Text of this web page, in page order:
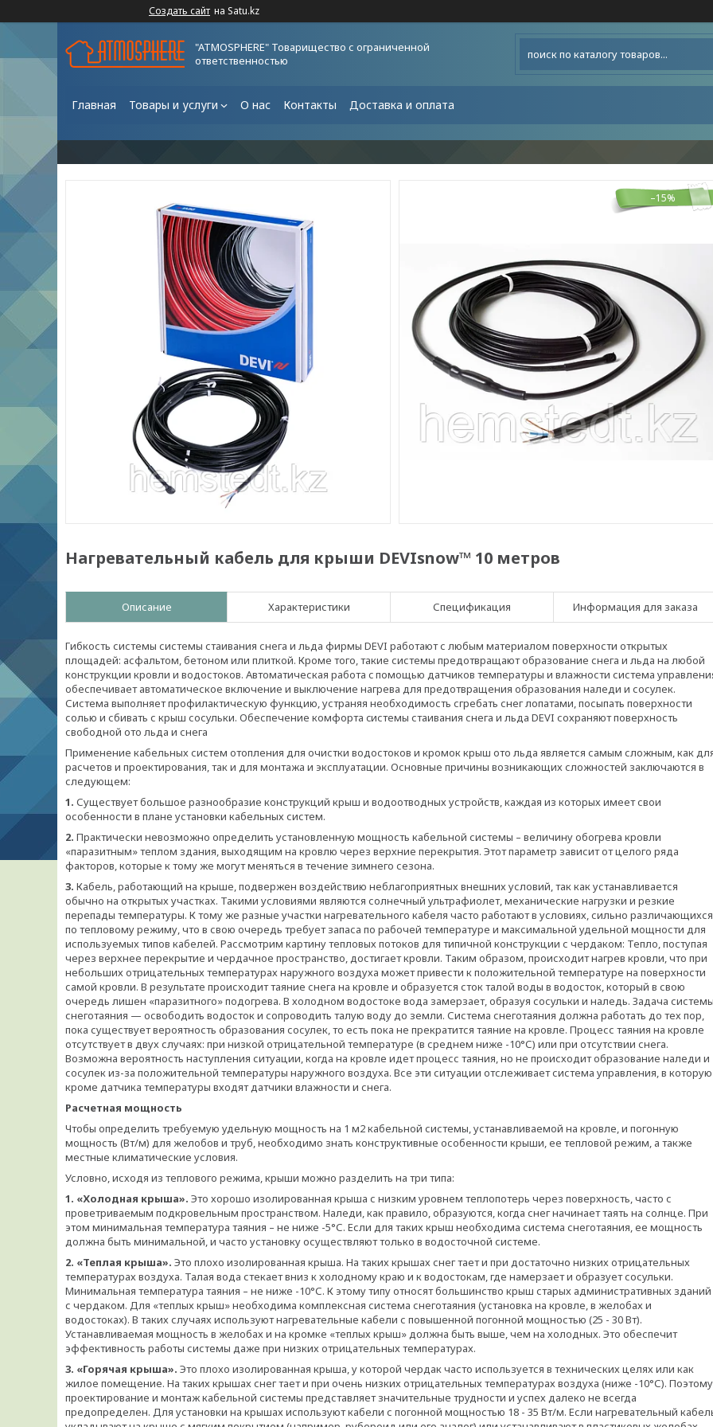
Создать сайт на Satu.kz
"ATMOSPHERE" Товарищество с ограниченной
ответственностью
Главная Товары и услуги О нас Контакты Доставка и оплата
–15%
Нагревательный кабель для крыши DEVIsnow™ 10 метров
Описание Характеристики Спецификация Информация для заказа
Гибкость системы системы стаивания снега и льда фирмы DEVI работают с любым материалом поверхности открытых
площадей: асфальтом, бетоном или плиткой. Кроме того, такие системы предотвращают образование снега и льда на любой
конструкции кровли и водостоков. Автоматическая работа c помощью датчиков температуры и влажности система
обеспечивает автоматическое включение и выключение нагрева для предотвращения образования наледи и сосулек.
Система выполняет профилактическую функцию, устраняя необходимость сгребать снег лопатами, посыпать поверхности
солью и сбивать с крыш сосульки. Обеспечение комфорта cистемы стаивания снега и льда DEVI сохраняют поверхность
свободной ото льда и снега
Применение кабельных систем отопления для очистки водостоков и кромок крыш ото льда является самым сложным, как
расчетов и проектирования, так и для монтажа и эксплуатации. Основные причины возникающих сложностей заключаются в
следующем:
1. Существует большое разнообразие конструкций крыш и водоотводных устройств, каждая из которых имеет свои
особенности в плане установки кабельных систем.
2. Практически невозможно определить установленную мощность кабельной системы – величину обогрева кровли
«паразитным» теплом здания, выходящим на кровлю через верхние перекрытия. Этот параметр зависит от целого ряда
факторов, которые к тому же могут меняться в течение зимнего сезона.
3. Кабель, работающий на крыше, подвержен воздействию неблагоприятных внешних условий, так как устанавливается
обычно на открытых участках. Такими условиями являются солнечный ультрафиолет, механические нагрузки и резкие
перепады температуры. К тому же разные участки нагревательного кабеля часто работают в условиях, сильно различающихся
по тепловому режиму, что в свою очередь требует запаса по рабочей температуре и максимальной удельной мощности для
используемых типов кабелей. Рассмотрим картину тепловых потоков для типичной конструкции с чердаком: Тепло, поступая
через верхнее перекрытие и чердачное пространство, достигает кровли. Таким образом, происходит нагрев кровли, что при
небольших отрицательных температурах наружного воздуха может привести к положительной температуре на поверхности
самой кровли. В результате происходит таяние снега на кровле и образуется сток талой воды в водосток, который в свою
очередь лишен «паразитного» подогрева. В холодном водостоке вода замерзает, образуя сосульки и наледь. Задача
снеготаяния — освободить водосток и сопроводить талую воду до земли. Система снеготаяния должна работать до тех пор,
пока существует вероятность образования сосулек, то есть пока не прекратится таяние на кровле. Процесс таяния на кровле
отсутствует в двух случаях: при низкой отрицательной температуре (в среднем ниже -10°С) или при отсутствии снега.
Возможна вероятность наступления ситуации, когда на кровле идет процесс таяния, но не происходит образование наледи и
сосулек из-за положительной температуры наружного воздуха. Все эти ситуации отслеживает система управления, в которую
кроме датчика температуры входят датчики влажности и снега.
Расчетная мощность
Чтобы определить требуемую удельную мощность на 1 м2 кабельной системы, устанавливаемой на кровле, и погонную
мощность (Вт/м) для желобов и труб, необходимо знать конструктивные особенности крыши, ее тепловой режим, а также
местные климатические условия.
Условно, исходя из теплового режима, крыши можно разделить на три типа:
1. «Холодная крыша». Это хорошо изолированная крыша с низким уровнем теплопотерь через поверхность, часто с
проветриваемым подкровельным пространством. Наледи, как правило, образуются, когда снег начинает таять на солнце. При
этом минимальная температура таяния – не ниже -5°С. Если для таких крыш необходима система снеготаяния, ее мощность
должна быть минимальной, и часто установку осуществляют только в водосточной системе.
2. «Теплая крыша». Это плохо изолированная крыша. На таких крышах снег тает и при достаточно низких отрицательных
температурах воздуха. Талая вода стекает вниз к холодному краю и к водостокам, где намерзает и образует сосульки.
Минимальная температура таяния – не ниже -10°С. К этому типу относят большинство крыш старых административных зданий
с чердаком. Для «теплых крыш» необходима комплексная система снеготаяния (установка на кровле, в желобах и
водостоках). В таких случаях используют нагревательные кабели с повышенной погонной мощностью (25 - 30 Вт).
Устанавливаемая мощность в желобах и на кромке «теплых крыш» должна быть выше, чем на холодных. Это обеспечит
эффективность работы системы даже при низких отрицательных температурах.
3. «Горячая крыша». Это плохо изолированная крыша, у которой чердак часто используется в технических целях или как
жилое помещение. На таких крышах снег тает и при очень низких отрицательных температурах воздуха (ниже -10°С). Поэтому
проектирование и монтаж кабельной системы представляет значительные трудности и успех далеко не всегда
предопределен. Для установки на крышах используют кабели с погонной мощностью 18 - 35 Вт/м. Если нагревательный